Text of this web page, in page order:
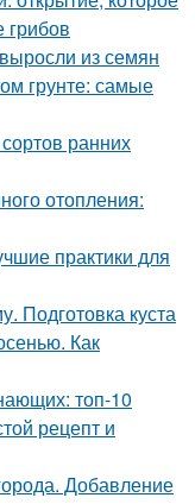
грибов
из семян
грунте: самые
ранних
отопления:
практики для
Подготовка куста
Как
топ-10
рецепт и
Добавление